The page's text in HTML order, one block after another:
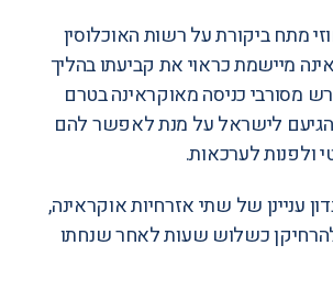
מתח ביקורת על רשות האוכלוסין
מיישמת כראוי את קביעתו בהליך
מסורבי כניסה מאוקראינה בטרם
מהגיעם לישראל על מנת לאפשר להם
ולפנות לערכאות.
עניינן של שתי אזרחיות אוקראינה,
כשלוש שעות לאחר שנחתו